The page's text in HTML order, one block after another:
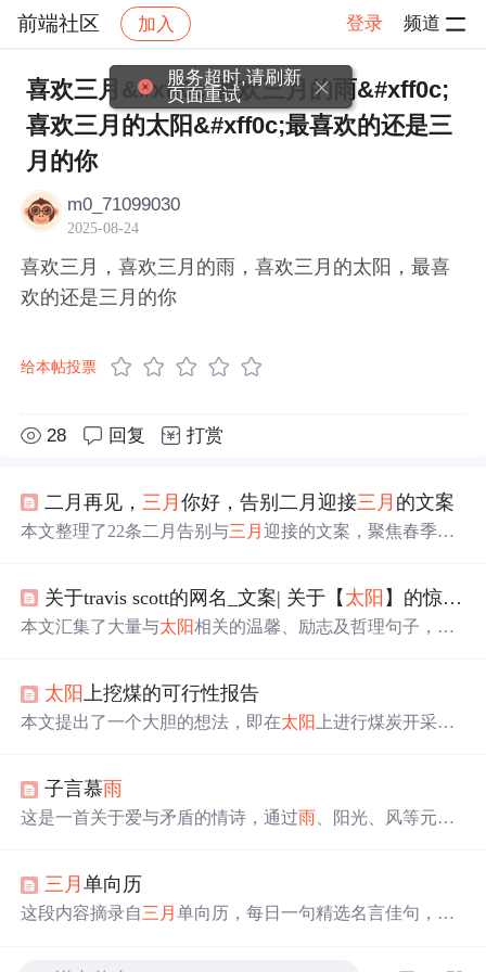
前端社区 加入 登录 频道
社区 前端社区 感慨 帖子详情
喜欢三月&#xff0c;喜欢三月的雨&#xff0c;
喜欢三月的太阳&#xff0c;最喜欢的还是三
月的你
m0_71099030
2025-08-24
喜欢三月，喜欢三月的雨，喜欢三月的太阳，最喜
欢的还是三月的你
给本帖投票
28 回复 打赏
二月再见， 三月你好，告别二月迎接三月 的文案
本文整理了22条二月告别与三月迎接的文案，聚焦春季意
发布、节日营销文案及用户运营场景，突出季节更替中的
情感共鸣与正向激励，不涉及具体技术实现或IT系统功
关于travis scott的网名_文案| 关于【 太阳 】的惊艳句子
本文汇集了大量与太阳相关的温馨、励志及哲理句子，通
太阳上挖煤的可行性报告
本文提出了一个大胆的想法，即在太阳
上进行煤炭开采以
后详细介绍了具体的开采方法。
子言慕雨
这是一首关于爱与矛盾的情诗，通过雨 、阳光、风等元素
三月单向历
这段内容摘录自三月单向历，每日一句精选名言佳句，涵
服务超时,请刷新
页面重试